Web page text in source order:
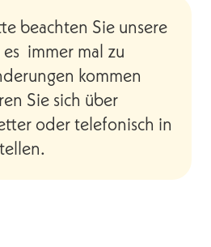
beachten Sie unsere
es immer mal zu
kommen
Sie sich über
oder telefonisch in